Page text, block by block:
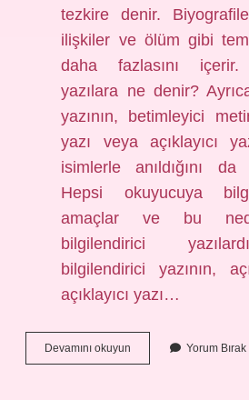
tezkire denir.
ilişkiler ve ölüm gibi
daha fazlasını içerir.
yazılara ne denir?
yazının, betimleyici
yazı veya açıklayıcı
isimlerle anıldığını da
Hepsi okuyucuya
amaçlar ve bu
bilgilendirici
bilgilendirici yazının,
açıklayıcı yazı…
Devamını okuyun
Kendi
Yorum Bırak